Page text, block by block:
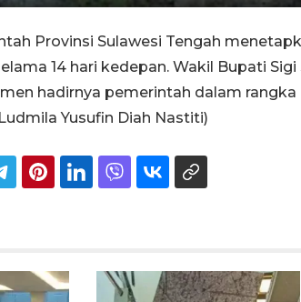
Play
Provinsi Sulawesi Tengah
14 hari kedepan. Wakil Bupati
hadirnya pemerintah dalam
Yusufin Diah Nastiti)